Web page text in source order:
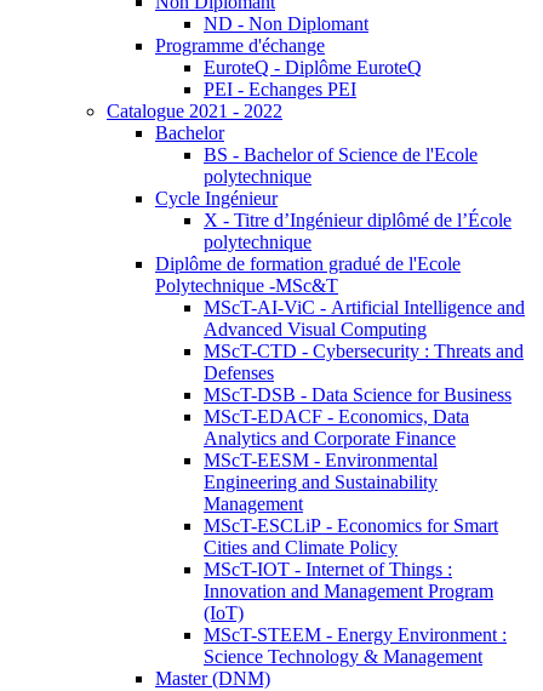
ND - Non Diplomant
Programme d'échange
EuroteQ - Diplôme EuroteQ
PEI - Echanges PEI
Catalogue 2021 - 2022
Bachelor
BS - Bachelor of Science de l'Ecole
polytechnique
Cycle Ingénieur
X - Titre d’Ingénieur diplômé de l’École
polytechnique
Diplôme de formation gradué de l'Ecole
Polytechnique -MSc&T
MScT-AI-ViC - Artificial Intelligence and
Advanced Visual Computing
MScT-CTD - Cybersecurity : Threats and
Defenses
MScT-DSB - Data Science for Business
MScT-EDACF - Economics, Data
Analytics and Corporate Finance
MScT-EESM - Environmental
Engineering and Sustainability
Management
MScT-ESCLiP - Economics for Smart
Cities and Climate Policy
MScT-IOT - Internet of Things :
Innovation and Management Program
(IoT)
MScT-STEEM - Energy Environment :
Science Technology & Management
Master (DNM)